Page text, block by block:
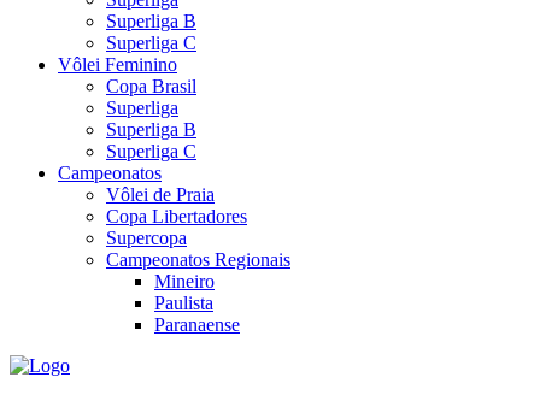
Superliga B
Superliga C
Vôlei Feminino
Copa Brasil
Superliga
Superliga B
Superliga C
Campeonatos
Vôlei de Praia
Copa Libertadores
Supercopa
Campeonatos Regionais
Mineiro
Paulista
Paranaense